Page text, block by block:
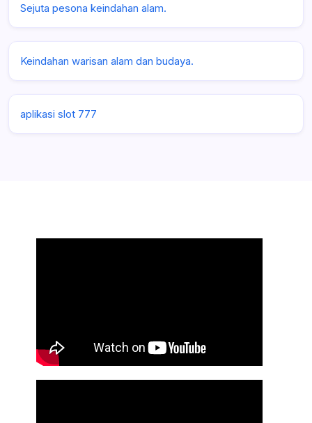
Sejuta pesona keindahan alam.
Keindahan warisan alam dan budaya.
aplikasi slot 777